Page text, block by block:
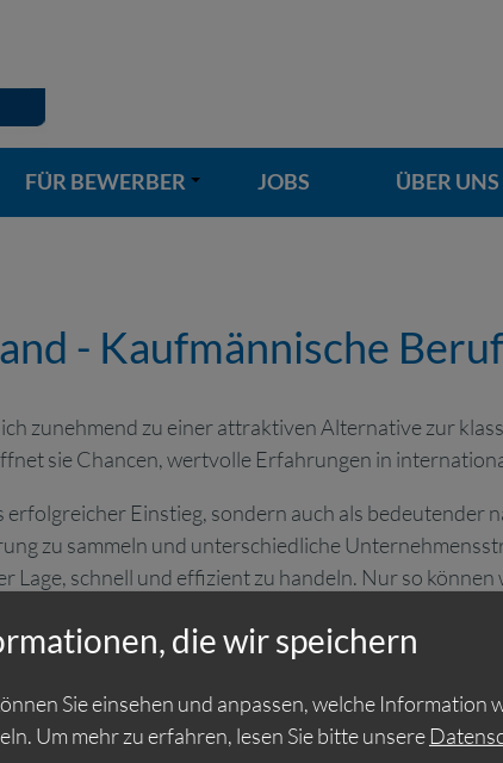
FÜR BEWERBER JOBS ÜBER UNS
- Kaufmännische
zunehmend zu einer attraktiven Alternative zur
sie Chancen, wertvolle Erfahrungen in
Einstieg, sondern auch als
zu sammeln und unterschiedliche
Lage, schnell und effizient zu handeln. Nur so
von GuT Personal Deutschland Ihnen daher
Dabei legen wir besonderen Wert auf Qualität,
kaufmännische Fachkräfte wie:
die wir speichern
Sie einsehen und anpassen, welche Information
Um mehr zu erfahren, lesen Sie bitte unsere